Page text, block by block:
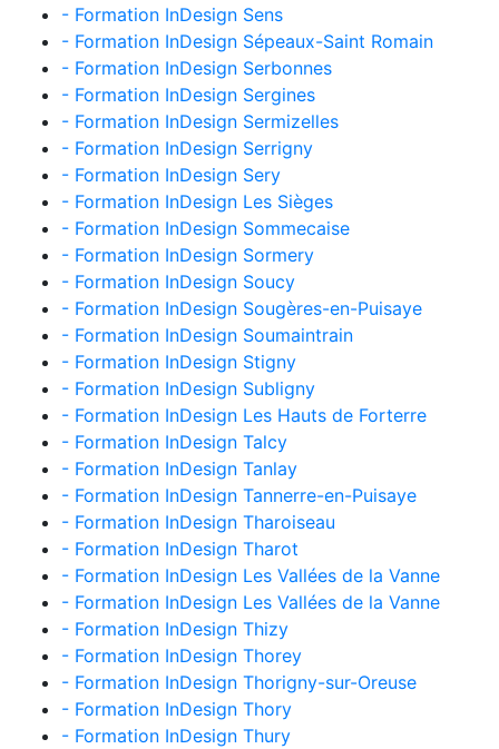
- Formation InDesign Sens
- Formation InDesign Sépeaux-Saint Romain
- Formation InDesign Serbonnes
- Formation InDesign Sergines
- Formation InDesign Sermizelles
- Formation InDesign Serrigny
- Formation InDesign Sery
- Formation InDesign Les Sièges
- Formation InDesign Sommecaise
- Formation InDesign Sormery
- Formation InDesign Soucy
- Formation InDesign Sougères-en-Puisaye
- Formation InDesign Soumaintrain
- Formation InDesign Stigny
- Formation InDesign Subligny
- Formation InDesign Les Hauts de Forterre
- Formation InDesign Talcy
- Formation InDesign Tanlay
- Formation InDesign Tannerre-en-Puisaye
- Formation InDesign Tharoiseau
- Formation InDesign Tharot
- Formation InDesign Les Vallées de la Vanne
- Formation InDesign Les Vallées de la Vanne
- Formation InDesign Thizy
- Formation InDesign Thorey
- Formation InDesign Thorigny-sur-Oreuse
- Formation InDesign Thory
- Formation InDesign Thury